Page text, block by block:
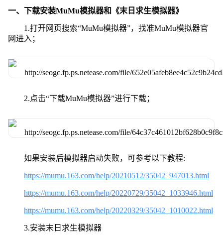
一、下载安装MuMu模拟器和《末日求生模拟器》
1.打开网页搜索“MuMu模拟器”，找准MuMu模拟器官
网进入；
2.点击“下载MuMu模拟器”进行下载；
如果安装后模拟器启动失败，可参考以下教程:
https://mumu.163.com/help/20210512/35042_947013.html
https://mumu.163.com/help/20220729/35042_1033946.html
https://mumu.163.com/help/20220329/35042_1010022.html
3.安装末日求生模拟器